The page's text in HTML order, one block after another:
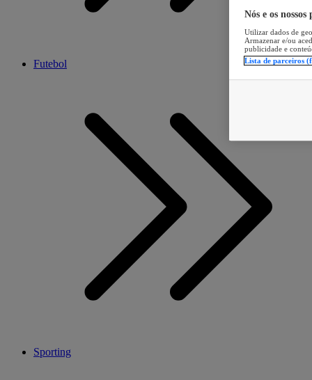
Futebol
Sporting
Nós e os
Utilizar dados de
Armazenar e/ou
publicidade e
Lista de parceiros